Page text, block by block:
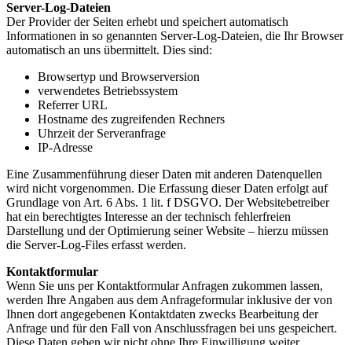
Server-Log-Dateien
Der Provider der Seiten erhebt und speichert automatisch
Informationen in so genannten Server-Log-Dateien, die Ihr Browser
automatisch an uns übermittelt. Dies sind:
Browsertyp und Browserversion
verwendetes Betriebssystem
Referrer URL
Hostname des zugreifenden Rechners
Uhrzeit der Serveranfrage
IP-Adresse
Eine Zusammenführung dieser Daten mit anderen Datenquellen
wird nicht vorgenommen. Die Erfassung dieser Daten erfolgt auf
Grundlage von Art. 6 Abs. 1 lit. f DSGVO. Der Websitebetreiber
hat ein berechtigtes Interesse an der technisch fehlerfreien
Darstellung und der Optimierung seiner Website – hierzu müssen
die Server-Log-Files erfasst werden.
Kontaktformular
Wenn Sie uns per Kontaktformular Anfragen zukommen lassen,
werden Ihre Angaben aus dem Anfrageformular inklusive der von
Ihnen dort angegebenen Kontaktdaten zwecks Bearbeitung der
Anfrage und für den Fall von Anschlussfragen bei uns gespeichert.
Diese Daten geben wir nicht ohne Ihre Einwilligung weiter.